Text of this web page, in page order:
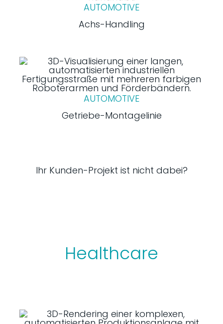
AUTOMOTIVE
Achs-Handling
AUTOMOTIVE
Getriebe-Montagelinie
Ihr Kunden-Projekt ist nicht dabei?
Healthcare